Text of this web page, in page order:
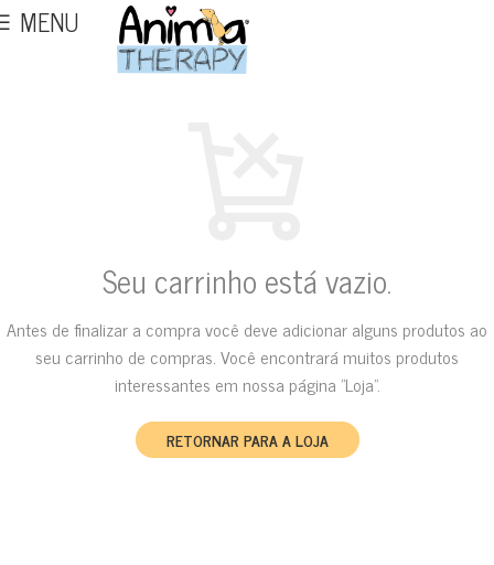
MENU
Seu carrinho está vazio.
Antes de finalizar a compra você deve adicionar alguns produtos ao
seu carrinho de compras.Você encontrará muitos produtos
interessantes em nossa página "Loja".
RETORNAR PARA A LOJA